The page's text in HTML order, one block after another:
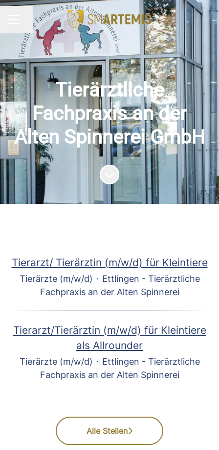
KARRIEREMENÜ
Seite teilen
Tierärztliche
Fachpraxis an der
Alten Spinnerei GmbH
Zum Inhalt scrollen
Tierarzt/ Tierärztin (m/w/d) für Kleintiere
Tierärzte (m/w/d) · Ettlingen - Tierärztliche
Fachpraxis an der Alten Spinnerei
Tierarzt/Tierärztin (m/w/d) für Kleintiere
als Allrounder
Tierärzte (m/w/d) · Ettlingen - Tierärztliche
Fachpraxis an der Alten Spinnerei
Alle Stellen